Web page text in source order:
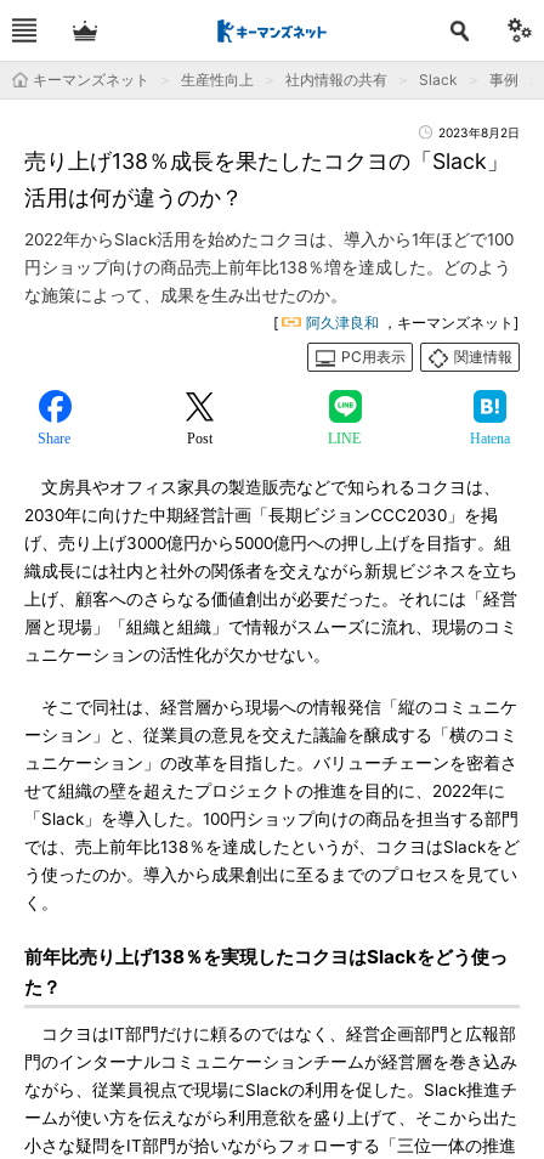
キーマンズネット 生産性向上 社内情報の共有 Slack 事例
2023年8月2日
売り上げ138％成長を果たしたコクヨの「Slack」
活用は何が違うのか？
2022年からSlack活用を始めたコクヨは、導入から1年ほどで100
円ショップ向けの商品売上前年比138％増を達成した。どのよう
な施策によって、成果を生み出せたのか。
[ 阿久津良和 ，キーマンズネット]
PC用表示
関連情報
Share Post LINE Hatena
文房具やオフィス家具の製造販売などで知られるコクヨは、
2030年に向けた中期経営計画「長期ビジョンCCC2030」を掲
げ、売り上げ3000億円から5000億円への押し上げを目指す。組
織成長には社内と社外の関係者を交えながら新規ビジネスを立ち
上げ、顧客へのさらなる価値創出が必要だった。それには「経営
層と現場」「組織と組織」で情報がスムーズに流れ、現場のコミ
ュニケーションの活性化が欠かせない。
そこで同社は、経営層から現場への情報発信「縦のコミュニケ
ーション」と、従業員の意見を交えた議論を醸成する「横のコミ
ュニケーション」の改革を目指した。バリューチェーンを密着さ
せて組織の壁を超えたプロジェクトの推進を目的に、2022年に
「Slack」を導入した。100円ショップ向けの商品を担当する部門
では、売上前年比138％を達成したというが、コクヨはSlackをど
う使ったのか。導入から成果創出に至るまでのプロセスを見てい
く。
前年比売り上げ138％を実現したコクヨはSlackをどう使っ
た？
コクヨはIT部門だけに頼るのではなく、経営企画部門と広報部
門のインターナルコミュニケーションチームが経営層を巻き込み
ながら、従業員視点で現場にSlackの利用を促した。Slack推進チ
ームが使い方を伝えながら利用意欲を盛り上げて、そこから出た
小さな疑問をIT部門が拾いながらフォローする「三位一体の推進